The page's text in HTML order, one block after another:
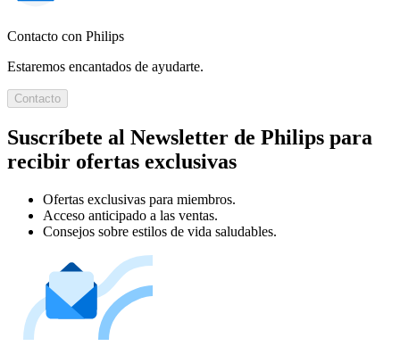
Contacto con Philips
Estaremos encantados de ayudarte.
Contacto
Suscríbete al Newsletter de Philips para
recibir ofertas exclusivas
Ofertas exclusivas para miembros.
Acceso anticipado a las ventas.
Consejos sobre estilos de vida saludables.